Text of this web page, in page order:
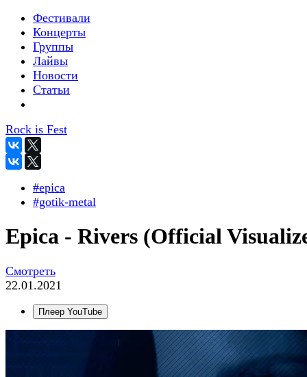
Фестивали
Концерты
Группы
Лайвы
Новости
Статьи
Rock is Fest
#epica
#gotik-metal
Epica - Rivers (Official
Смотреть
22.01.2021
Плеер YouTube